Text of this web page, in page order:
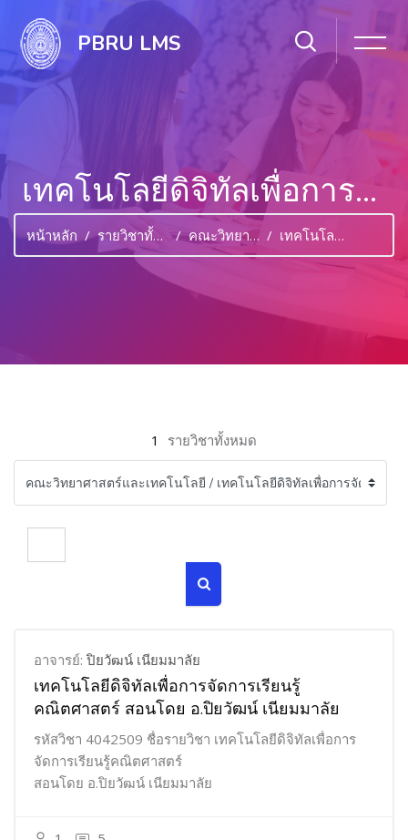
PBRU LMS
เทคโนโลยีดิจิทัลเพื่อการจัดการเรียนรู้คณิตศาสตร์
หน้าหลัก รายวิชาทั้งหมด คณะวิทยาศาสตร์และเทคโนโลยี เทคโนโลยีดิจิทัลเพื่อการจัดการเรียนรู้คณิตศาสตร์
1 รายวิชาทั้งหมด
อาจารย์: ปิยวัฒน์ เนียมมาลัย
เทคโนโลยีดิจิทัลเพื่อการจัดการเรียนรู้
คณิตศาสตร์ สอนโดย อ.ปิยวัฒน์ เนียมมาลัย
รหัสวิชา 4042509 ชื่อรายวิชา เทคโนโลยีดิจิทัลเพื่อการ
จัดการเรียนรู้คณิตศาสตร์
สอนโดย อ.ปิยวัฒน์ เนียมมาลัย